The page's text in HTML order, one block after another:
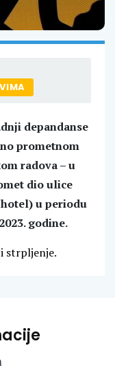
depandanse
prometnom
radova – u
dio ulice
u periodu
godine.
strpljenje.